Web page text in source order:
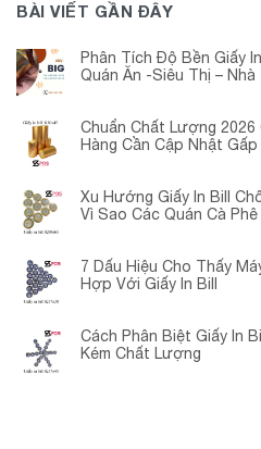
BÀI VIẾT GẦN ĐÂY
Phân Tích Độ Bền Giấy
Quán Ăn -Siêu Thị –
Chuẩn Chất Lượng 2026
Hàng Cần Cập Nhật Gấp
Xu Hướng Giấy In Bill
Vì Sao Các Quán Cà
7 Dấu Hiệu Cho Thấy
Hợp Với Giấy In Bill
Cách Phân Biệt Giấy In
Kém Chất Lượng